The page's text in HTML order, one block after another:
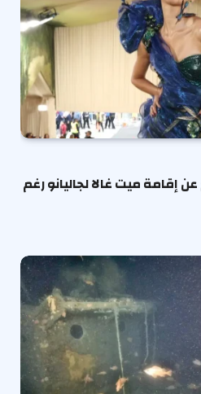
إقامة ميت غالا لجاليانو رغم